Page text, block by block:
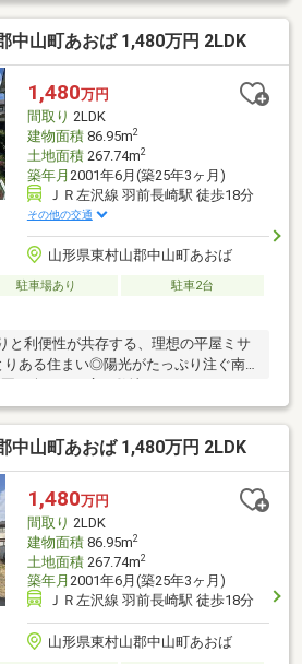
中山町あおば 1,480万円 2LDK
1,480万円
間取り 2LDK
建物面積86.95m2
土地面積267.74m2
築年月 2001年6月(築25年3ヶ月)
ＪＲ左沢線 羽前長崎駅 徒歩18分
その他の交通
山形県東村山郡中山町あおば
駐車場あり
駐車2台
と利便性が共存する、理想の平屋ミサ
りある住まい◎陽光がたっぷり注ぐ南
を楽しめる広い敷地がありながら、セ
学校へも徒歩10分と生活環境が整っ
工の安心感と、駐車場の拡張も可能な
環境で、賢くコンパクトに暮らしたい
中山町あおば 1,480万円 2LDK
1,480万円
間取り 2LDK
建物面積86.95m2
土地面積267.74m2
築年月 2001年6月(築25年3ヶ月)
ＪＲ左沢線 羽前長崎駅 徒歩18分
山形県東村山郡中山町あおば